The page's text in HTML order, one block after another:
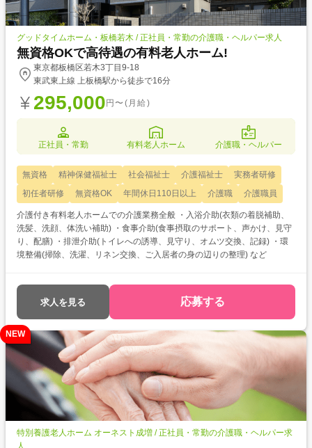
グッドタイムホーム・板橋若木 / 正社員・常勤の介護職・ヘルパー求人
無資格OKで高待遇の有料老人ホーム!
東京都板橋区若木3丁目9-18
東武東上線 上板橋駅から徒歩で16分
295,000 円〜(月給)
正社員・常勤 有料老人ホーム 介護職・ヘルパー
無資格 精神保健福祉士 社会福祉士 介護福祉士
実務者研修
初任者研修
無資格OK 年間休日110日以上 介護職 介護職員
介護付き有料老人ホームでの介護業務全般 ・入浴介助(衣類の着脱補助、
洗髪、洗顔、体洗い補助) ・食事介助(食事摂取のサポート、声かけ、見守
り、配膳) ・排泄介助(トイレへの誘導、見守り、オムツ交換、記録) ・環
境整備(掃除、洗濯、リネン交換、ご入居者の身の辺りの整理) など
求人を見る 応募する
NEW
特別養護老人ホーム オーネスト成増 / 正社員・常勤の介護職・ヘルパー求